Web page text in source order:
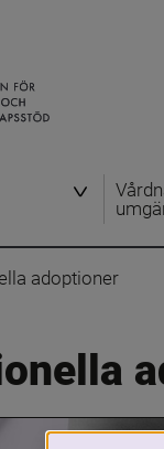
adoptioner